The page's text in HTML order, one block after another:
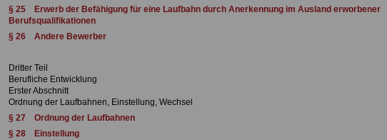
§ 25 Erwerb der Befähigung für eine Laufbahn durch Anerkennung im Ausland erworbener
Berufsqualifikationen
§ 26 Andere Bewerber
Dritter Teil
Berufliche Entwicklung
Erster Abschnitt
Ordnung der Laufbahnen, Einstellung, Wechsel
§ 27 Ordnung der Laufbahnen
§ 28 Einstellung